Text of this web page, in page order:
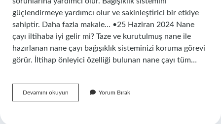
güçlendirmeye yardımcı olur ve sakinleştirici bir etkiye
sahiptir. Daha fazla makale… •25 Haziran 2024 Nane
çayı iltihaba iyi gelir mi? Taze ve kurutulmuş nane ile
hazırlanan nane çayı bağışıklık sisteminizi koruma görevi
görür. İltihap önleyici özelliği bulunan nane çayı tüm…
Devamını okuyun
Çayı
Yorum Bırak